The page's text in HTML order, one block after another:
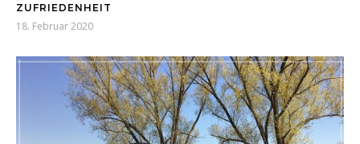
ZUFRIEDENHEIT
18. Februar 2020